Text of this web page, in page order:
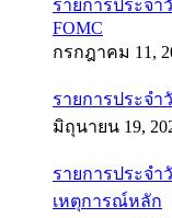
รายการประจ
FOMC
กรกฎาคม 11,
รายการประจำ
มิถุนายน 19,
รายการประจำ
เหตุการณ์หลัก